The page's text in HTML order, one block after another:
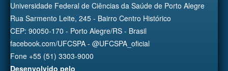
Universidade Federal de Ciências da Saúde de Porto Alegre
Rua Sarmento Leite, 245 - Bairro Centro Histórico
CEP: 90050-170 - Porto Alegre/RS - Brasil
facebook.com/UFCSPA - @UFCSPA_oficial
Fone +55 (51) 3303-9000
Desenvolvido pelo